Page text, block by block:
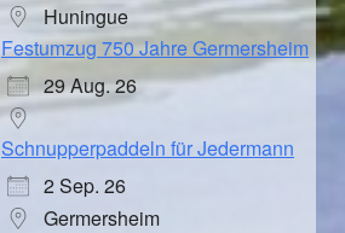
Huningue
Festumzug 750 Jahre Germersheim
29 Aug. 26
Schnupperpaddeln für Jedermann
2 Sep. 26
Germersheim